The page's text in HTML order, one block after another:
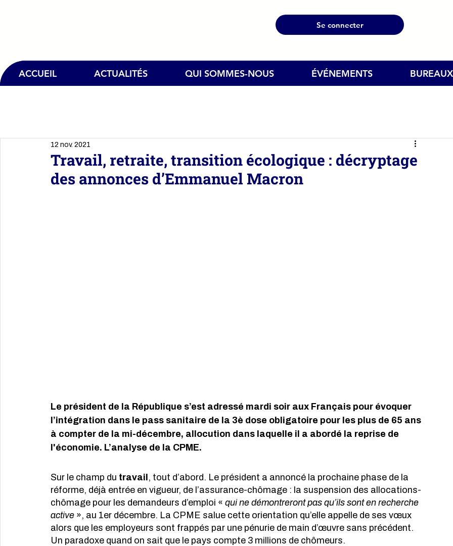
Se connecter
ACCUEIL ACTUALITÉS QUI SOMMES-NOUS ÉVÉNEMENTS BUREAUX
Travail, retraite, transition écologique : décryptage
des annonces d’Emmanuel Macron
12 nov. 2021
Le président de la République s’est adressé mardi soir aux Français pour évoquer
l’intégration dans le pass sanitaire de la 3è dose obligatoire pour les plus de 65 ans
à compter de la mi-décembre, allocution dans laquelle il a abordé la reprise de
l'économie. L’analyse de la CPME.
Sur le champ du travail, tout d’abord. Le président a annoncé la prochaine phase de la
réforme, déjà entrée en vigueur, de l’assurance-chômage : la suspension des allocations-
chômage pour les demandeurs d’emploi « qui ne démontreront pas qu’ils sont en recherche
active », au 1er décembre. La CPME salue cette orientation qu’elle appelle de ses vœux
alors que les employeurs sont frappés par une pénurie de main d’œuvre sans précédent.
Un paradoxe quand on sait que le pays compte 3 millions de chômeurs.